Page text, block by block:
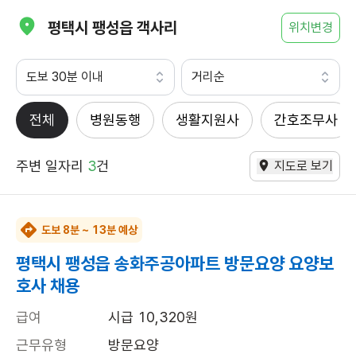
평택시 팽성읍 객사리 위치변경
도보 30분 이내 거리순
전체 병원동행 생활지원사 간호조무사
주변 일자리 3건 지도로 보기
도보 8분 ~ 13분 예상
평택시 팽성읍 송화주공아파트 방문요양 요양보
호사 채용
급여
시급 10,320원
근무유형
방문요양